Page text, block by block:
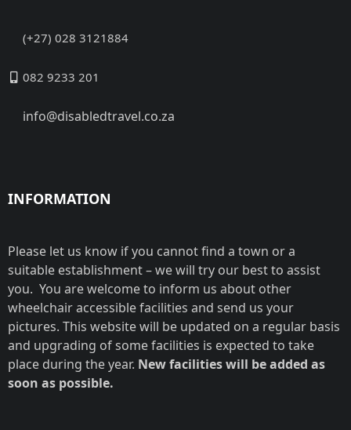
(+27) 028 3121884
082 9233 201
info@disabledtravel.co.za
INFORMATION
Please let us know if you cannot find a town or a
suitable establishment – we will try our best to assist
you. You are welcome to inform us about other
wheelchair accessible facilities and send us your
pictures. This website will be updated on a regular basis
and upgrading of some facilities is expected to take
place during the year. New facilities will be added as
soon as possible.